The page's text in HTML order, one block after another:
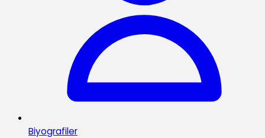
Biyografiler